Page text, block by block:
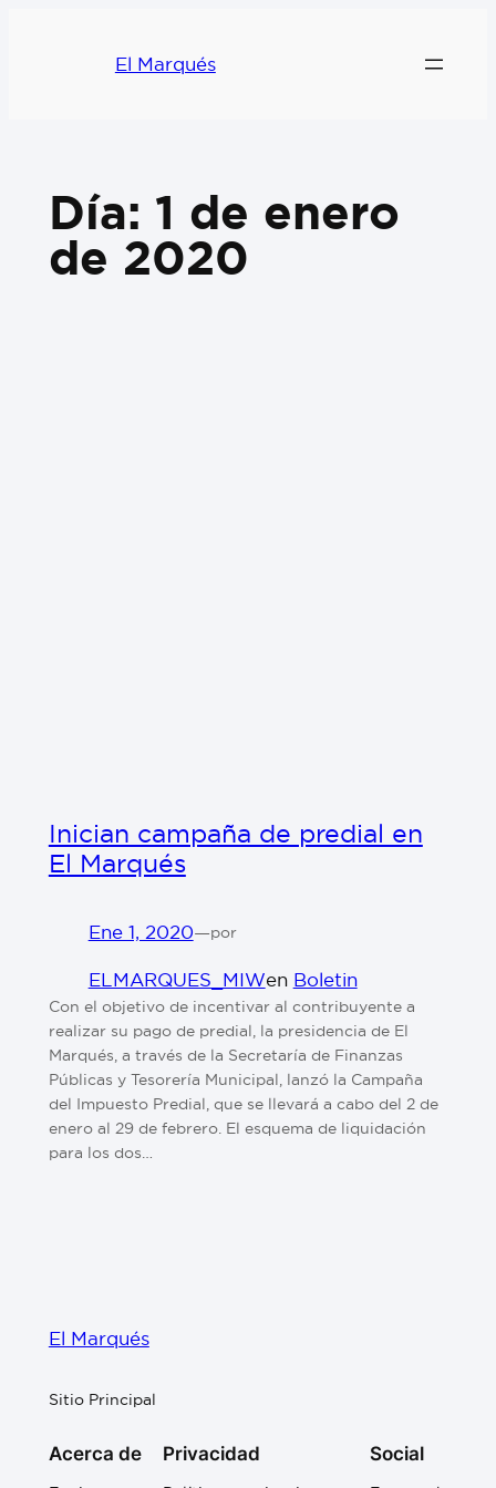
El Marqués
Día: 1 de enero
de 2020
Inician campaña de predial en
El Marqués
Ene 1, 2020—por
ELMARQUES_MIWen Boletin
Con el objetivo de incentivar al contribuyente a
realizar su pago de predial, la presidencia de El
Marqués, a través de la Secretaría de Finanzas
Públicas y Tesorería Municipal, lanzó la Campaña
del Impuesto Predial, que se llevará a cabo del 2 de
enero al 29 de febrero. El esquema de liquidación
para los dos…
El Marqués
Sitio Principal
Acerca de Privacidad Social